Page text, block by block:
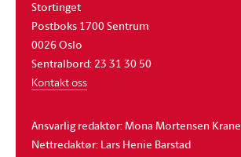
Stortinget
Postboks 1700 Sentrum
0026 Oslo
Sentralbord: 23 31 30 50
Kontakt oss
Ansvarlig redaktør: Mona Mortensen Krane
Nettredaktør: Lars Henie Barstad